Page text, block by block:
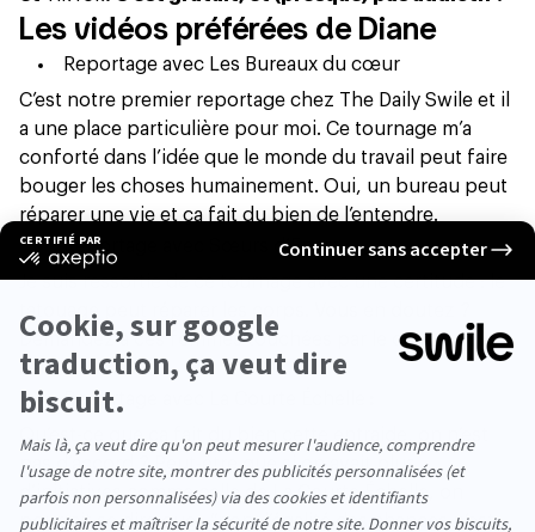
Les vidéos préférées de Diane
Reportage avec Les Bureaux du cœur
C’est notre premier reportage chez The Daily Swile et il
a une place particulière pour moi. Ce tournage m’a
conforté dans l’idée que le monde du travail peut faire
bouger les choses humainement. Oui, un bureau peut
réparer une vie et ça fait du bien de l’entendre.
Reportage avec Sœurs d’Encre:
Je suis ressortie de ce tournage avec une certitude :le
tatouage peut réparer les corps
Demandez à ces femmes touchées par le cancer du
sein.
Reportage avec La Courte Échelle
Qu’est-ce que ça fait du bien cette entraide, on n’est
pas d’accord ? Peut-être que si on avait plus
d’initiatives comme celle de La Courte Échelle, on
pourrait se dire que : “non, l’égalité des chances n’est